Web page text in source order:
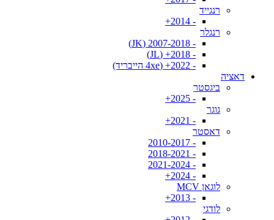
רנגייד
- 2014+
רנגלר
- 2007-2018 (JK)
- 2018+ (JL)
- 2022+ (4xe הייבריד)
דאציה
ביגסטר
- 2025+
גוגר
- 2021+
דאסטר
- 2010-2017
- 2018-2021
- 2021-2024
- 2024+
לוגאן MCV
- 2013+
לודגי